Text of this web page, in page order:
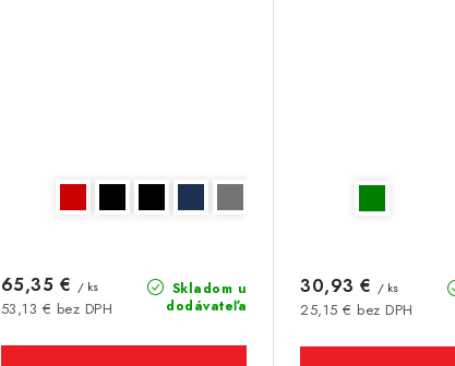
Skladom u
dodávateľa
53,13 € bez DPH
65,35 € / ks
25,15 € bez DPH
30,93 € / ks